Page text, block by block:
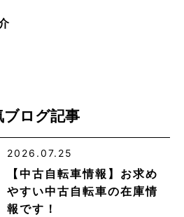
ブログ記事
2026.07.25
【中古自転車情報】お求め
やすい中古自転車の在庫情
報です！